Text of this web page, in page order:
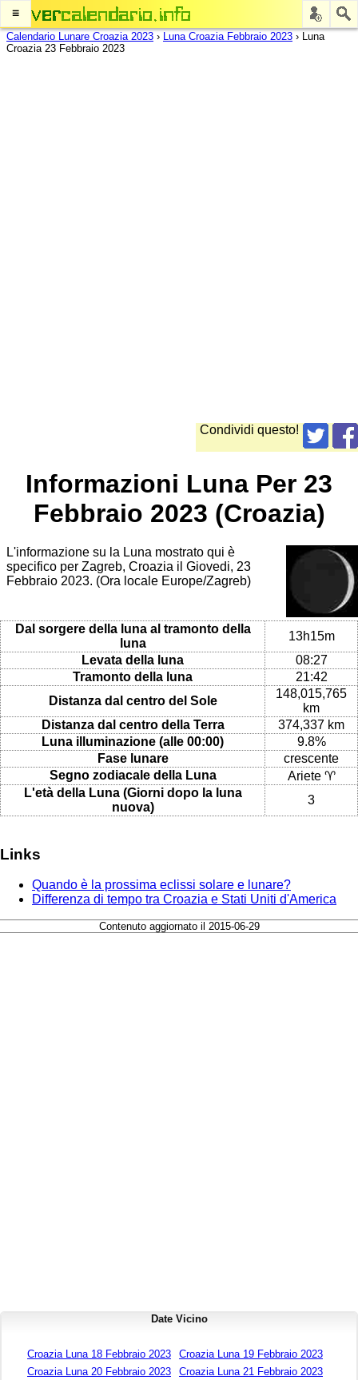
≡
Calendario Lunare Croazia 2023 › Luna Croazia Febbraio 2023 › Luna
Croazia 23 Febbraio 2023
Condividi questo!
Informazioni Luna Per 23
Febbraio 2023 (Croazia)
L'informazione su la Luna mostrato qui è
specifico per Zagreb, Croazia il Giovedi, 23
Febbraio 2023. (Ora locale Europe/Zagreb)
Dal sorgere della luna al tramonto della
luna
13h15m
Levata della luna
08:27
Tramonto della luna
21:42
Distanza dal centro del Sole
148,015,765
km
Distanza dal centro della Terra
374,337 km
Luna illuminazione (alle 00:00)
9.8%
Fase lunare
crescente
Segno zodiacale della Luna
Ariete ♈
L'età della Luna (Giorni dopo la luna
nuova)
3
Links
Quando è la prossima eclissi solare e lunare?
Differenza di tempo tra Croazia e Stati Uniti d'America
Contenuto aggiornato il 2015-06-29
Date Vicino
Croazia Luna 18 Febbraio 2023
Croazia Luna 19 Febbraio 2023
Croazia Luna 20 Febbraio 2023
Croazia Luna 21 Febbraio 2023